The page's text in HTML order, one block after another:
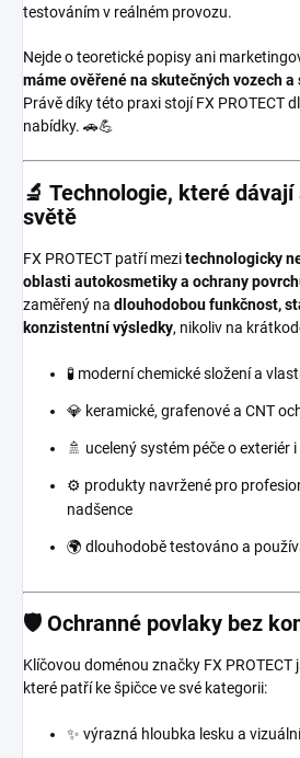
testováním v reálném provozu.
Nejde o teoretické popisy ani
máme ověřené na skutečných vozech
Právě díky této praxi stojí FX PROTECT
nabídky. 🚗💪
🔬 Technologie, které
světě
FX PROTECT patří mezitechnologicky
oblasti autokosmetiky a ochrany
zaměřený na dlouhodobou funkčnost,
konzistentní výsledky, nikoliv na
🧪 moderní chemické složení a
💎 keramické, grafenové a CNT
🚿 ucelený systém péče o exteriér
⚙️ produkty navržené pro
nadšence
🌍 dlouhodobě testováno a
🛡️ Ochranné povlaky bez
Klíčovou doménou značky FX PROTECT
které patří ke špičce ve své kategorii:
✨ výrazná hloubka lesku a